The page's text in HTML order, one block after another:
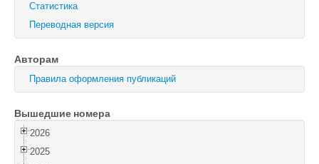
Физика твердого тела
Физика и техника полупроводников
Оптика и спектроскопия
Поиск
Войти
Статистика
Переводная версия
Авторам
Правила оформления публикаций
Вышедшие номера
2026
2025